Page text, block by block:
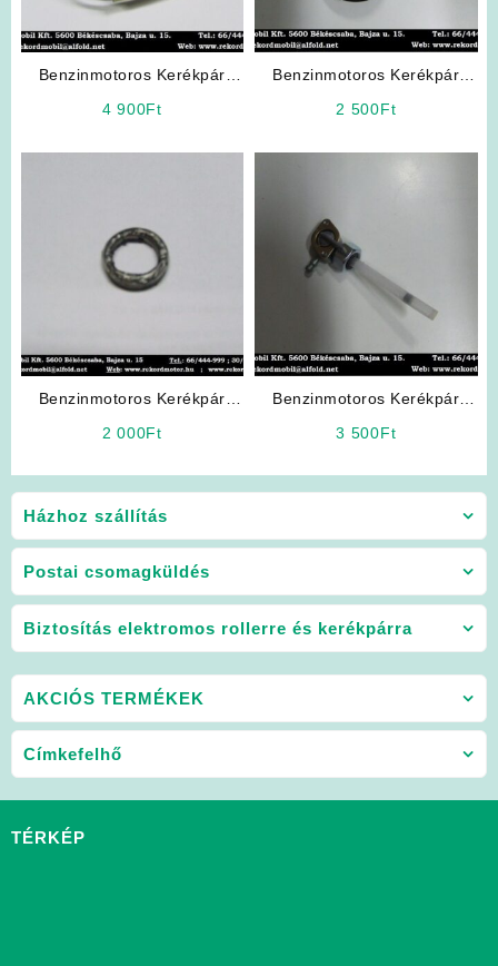
Házhoz szállítás
Postai csomagküldés
Biztosítás elektromos rollerre és kerékpárra
Benzinmotoros Kerékpár
4 900Ft
Benzinmotoros Kerékpár
2 500Ft
Benzinmotoros Kerékpár
2 000Ft
Benzinmotoros Kerékpár
3 500Ft
AKCIÓS TERMÉKEK
Címkefelhő
TÉRKÉP